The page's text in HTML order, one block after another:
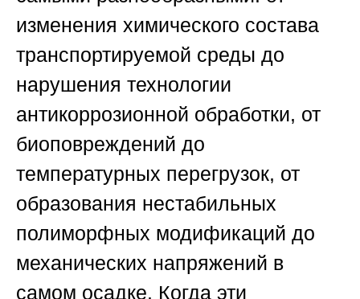
изменения химического состава
транспортируемой среды до
нарушения технологии
антикоррозионной обработки, от
биоповреждений до
температурных перегрузок, от
образования нестабильных
полиморфных модификаций до
механических напряжений в
самом осадке. Когда эти